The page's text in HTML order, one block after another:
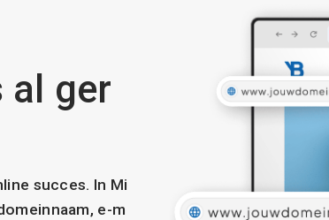
al ger
succes. In Mi
e-m